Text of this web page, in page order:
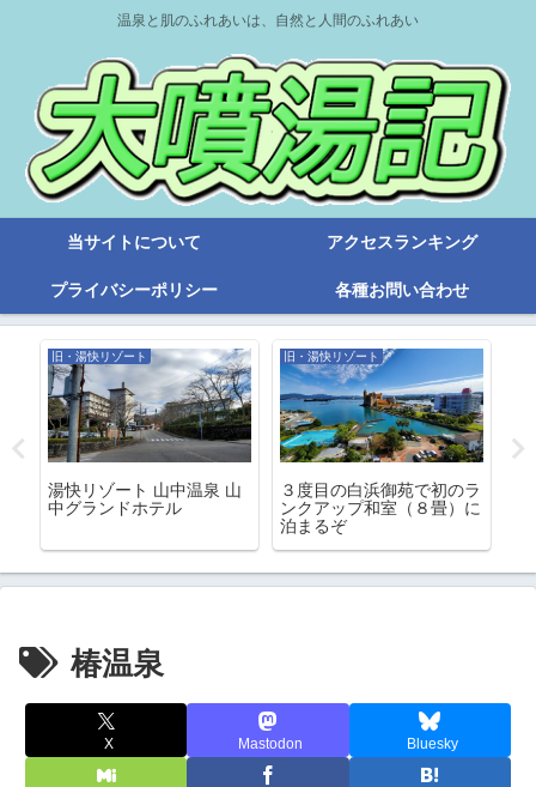
温泉と肌のふれあいは、自然と人間のふれあい
当サイトについて アクセスランキング
プライバシーポリシー 各種お問い合わせ
旧・湯快リゾート
湯快リゾート 山中温泉 山
中グランドホテル
旧・湯快リゾート
３度目の白浜御苑で初のラ
ンクアップ和室（８畳）に
泊まるぞ
椿温泉
X Mastodon Bluesky